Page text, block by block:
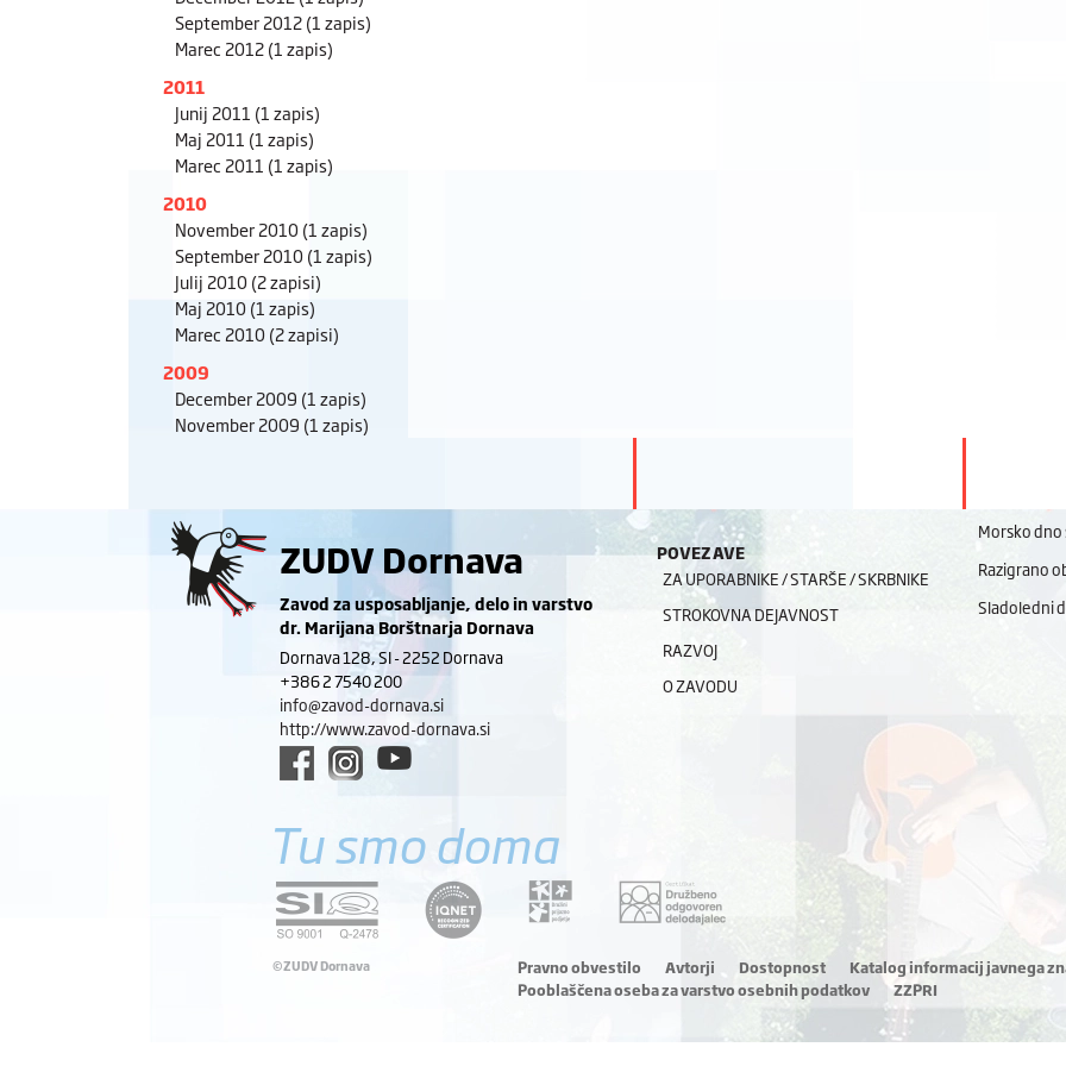
September 2012(1 zapis)
Marec 2012(1 zapis)
2011
Junij 2011 (1 zapis)
Maj 2011 (1 zapis)
Marec 2011 (1 zapis)
2010
November 2010(1 zapis)
September 2010(1 zapis)
Julij 2010(2 zapisi)
Maj 2010(1 zapis)
Marec 2010(2 zapisi)
2009
December 2009 (1 zapis)
November 2009 (1 zapis)
ZUDV Dornava
Zavod za usposabljanje, delo in varstvo
dr. Marijana Borštnarja Dornava
Dornava 128, SI - 2252 Dornava
+386 2 7540 200
info@zavod-dornava.si
http://www.zavod-dornava.si
POVEZAVE
ZA UPORABNIKE / STARŠE / SKRBNIKE
STROKOVNA DEJAVNOST
RAZVOJ
O ZAVODU
Morsko
Razigrano
Sladoledni
Tu smo doma
©ZUDV Dornava Pravno obvestilo Avtorji Dostopnost
Katalog informacij javnega
Pooblaščena oseba za varstvo osebnih podatkov
ZZPRI